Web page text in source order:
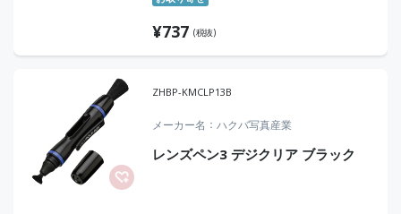
¥737 (税抜)
ZHBP-KMCLP13B
メーカー名 ハクバ写真産業
レンズペン3 デジクリア ブラック